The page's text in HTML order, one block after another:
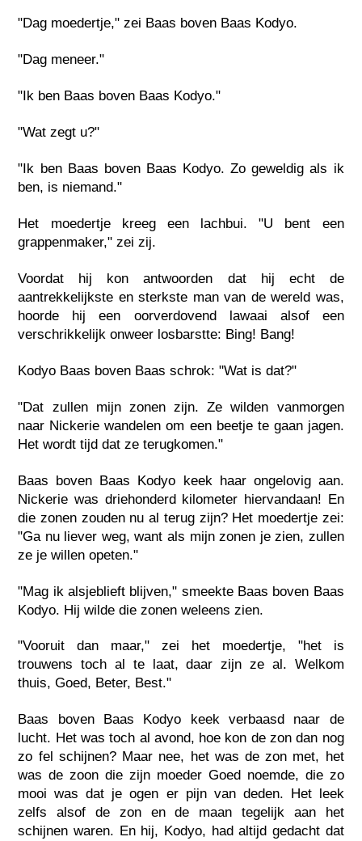
"Dag moedertje," zei Baas boven Baas Kodyo.
"Dag meneer."
"Ik ben Baas boven Baas Kodyo."
"Wat zegt u?"
"Ik ben Baas boven Baas Kodyo. Zo geweldig als ik
ben, is niemand."
Het moedertje kreeg een lachbui. "U bent een
grappenmaker," zei zij.
Voordat hij kon antwoorden dat hij echt de
aantrekkelijkste en sterkste man van de wereld was,
hoorde hij een oorverdovend lawaai alsof een
verschrikkelijk onweer losbarstte: Bing! Bang!
Kodyo Baas boven Baas schrok: "Wat is dat?"
"Dat zullen mijn zonen zijn. Ze wilden vanmorgen
naar Nickerie wandelen om een beetje te gaan jagen.
Het wordt tijd dat ze terugkomen."
Baas boven Baas Kodyo keek haar ongelovig aan.
Nickerie was driehonderd kilometer hiervandaan! En
die zonen zouden nu al terug zijn? Het moedertje zei:
"Ga nu liever weg, want als mijn zonen je zien, zullen
ze je willen opeten."
"Mag ik alsjeblieft blijven," smeekte Baas boven Baas
Kodyo. Hij wilde die zonen weleens zien.
"Vooruit dan maar," zei het moedertje, "het is
trouwens toch al te laat, daar zijn ze al. Welkom
thuis, Goed, Beter, Best."
Baas boven Baas Kodyo keek verbaasd naar de
lucht. Het was toch al avond, hoe kon de zon dan nog
zo fel schijnen? Maar nee, het was de zon met, het
was de zoon die zijn moeder Goed noemde, die zo
mooi was dat je ogen er pijn van deden. Het leek
zelfs alsof de zon en de maan tegelijk aan het
schijnen waren. En hij, Kodyo, had altijd gedacht dat